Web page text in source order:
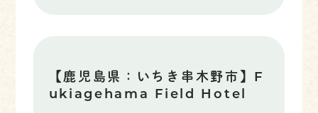
【鹿児島県：いちき串木野市】F
ukiagehama Field Hotel